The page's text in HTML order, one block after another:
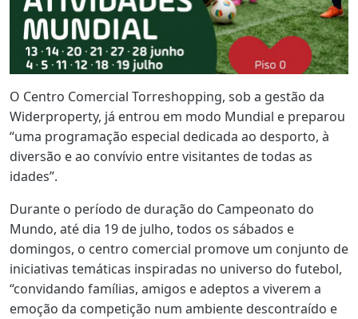
O Centro Comercial Torreshopping, sob a gestão da
Widerproperty, já entrou em modo Mundial e preparou
“uma programação especial dedicada ao desporto, à
diversão e ao convívio entre visitantes de todas as
idades”.
Durante o período de duração do Campeonato do
Mundo, até dia 19 de julho, todos os sábados e
domingos, o centro comercial promove um conjunto de
iniciativas temáticas inspiradas no universo do futebol,
“convidando famílias, amigos e adeptos a viverem a
emoção da competição num ambiente descontraído e